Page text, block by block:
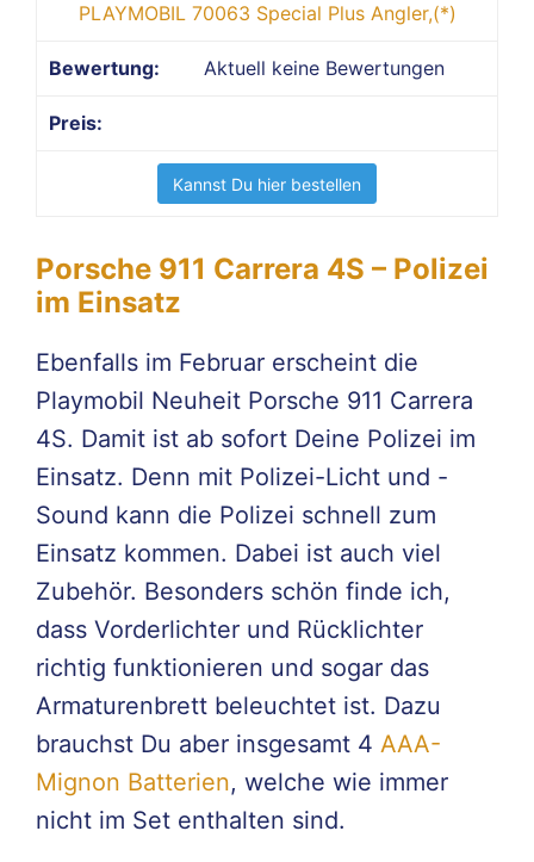
PLAYMOBIL 70063 Special Plus Angler,(*)
Aktuell keine Bewertungen
Kannst Du hier bestellen
Porsche 911 Carrera 4S – Polizei
im Einsatz
Ebenfalls im Februar erscheint die
Playmobil Neuheit Porsche 911 Carrera
4S. Damit ist ab sofort Deine Polizei im
Einsatz. Denn mit Polizei-Licht und -
Sound kann die Polizei schnell zum
Einsatz kommen. Dabei ist auch viel
Zubehör. Besonders schön finde ich,
dass Vorderlichter und Rücklichter
richtig funktionieren und sogar das
Armaturenbrett beleuchtet ist. Dazu
brauchst Du aber insgesamt 4 AAA-
Mignon Batterien, welche wie immer
nicht im Set enthalten sind.